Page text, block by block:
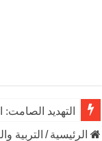
التهديد الصامت:
الرئيسية / التربية